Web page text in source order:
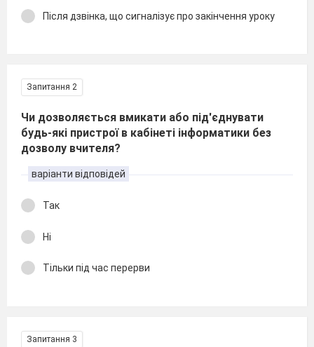
Після дзвінка, що сигналізує про закінчення уроку
Запитання 2
Чи дозволяється вмикати або під'єднувати
будь-які пристрої в кабінеті інформатики без
дозволу вчителя?
варіанти відповідей
Так
Ні
Тільки під час перерви
Запитання 3